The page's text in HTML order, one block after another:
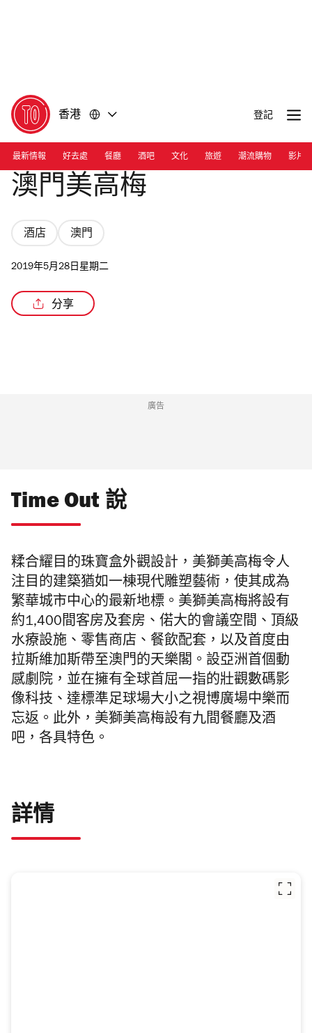
香港 登記
最新情報 好去處 餐廳 酒吧 文化 旅遊 潮流購物 影片
澳門美高梅
酒店 澳門
2019年5月28日星期二
分享
廣告
Time Out 說
糅合耀目的珠寶盒外觀設計，美獅美高梅令人
注目的建築猶如一棟現代雕塑藝術，使其成為
繁華城市中心的最新地標。美獅美高梅將設有
約1,400間客房及套房、偌大的會議空間、頂級
水療設施、零售商店、餐飲配套，以及首度由
拉斯維加斯帶至澳門的天樂閣。設亞洲首個動
感劇院，並在擁有全球首屈一指的壯觀數碼影
像科技、達標準足球場大小之視博廣場中樂而
忘返。此外，美獅美高梅設有九間餐廳及酒
吧，各具特色。
詳情